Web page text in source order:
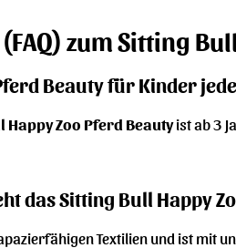
zum Sitting
Beauty für Kinder
Happy Zoo Pferd Beautyist ab 3
das Sitting Bull Happy
Textilien und ist mit